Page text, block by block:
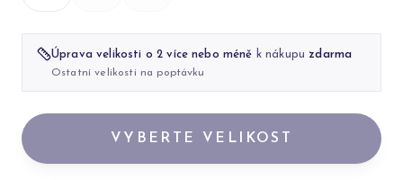
Úprava velikosti o 2 více nebo méně k nákupu zdarma
Ostatní velikosti na poptávku
VYBERTE VELIKOST